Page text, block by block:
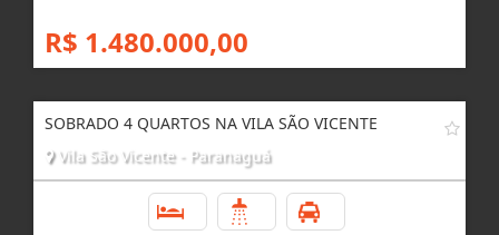
R$ 1.480.000,00
SOBRADO 4 QUARTOS NA VILA SÃO VICENTE
Vila São Vicente - Paranaguá